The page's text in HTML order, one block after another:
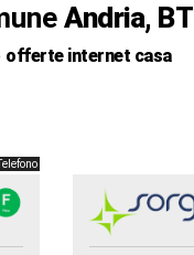
Andria, BT
offerte internet casa